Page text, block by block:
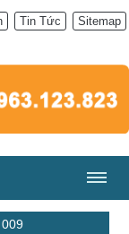
Tin Tức Sitemap